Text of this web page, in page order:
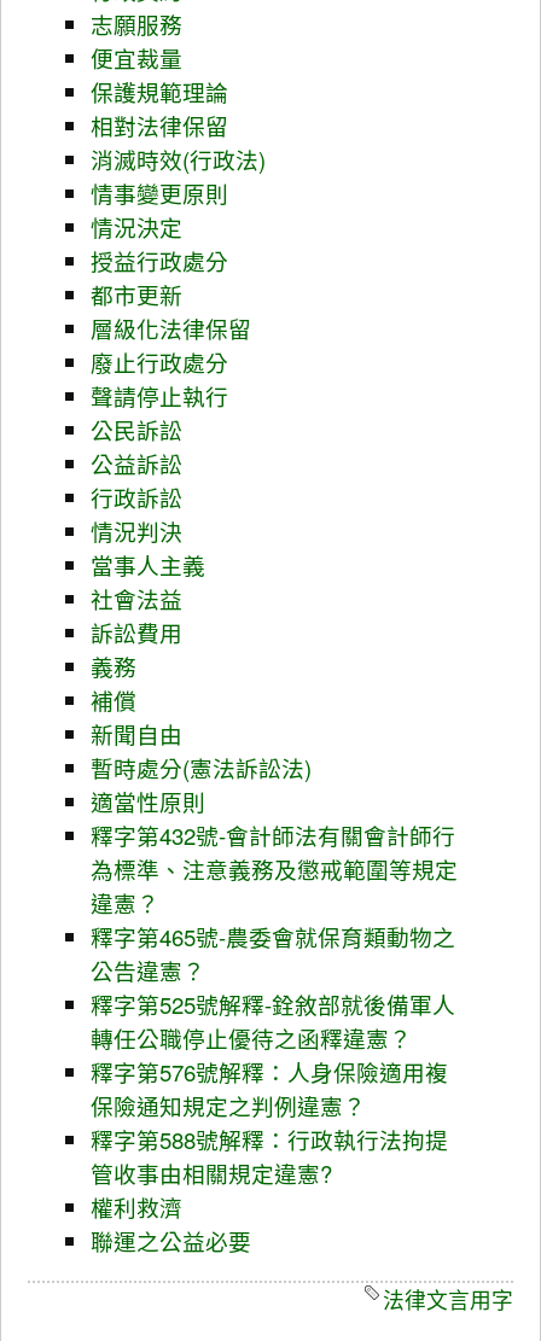
志願服務
便宜裁量
保護規範理論
相對法律保留
消滅時效(行政法)
情事變更原則
情況決定
授益行政處分
都市更新
層級化法律保留
廢止行政處分
聲請停止執行
公民訴訟
公益訴訟
行政訴訟
情況判決
當事人主義
社會法益
訴訟費用
義務
補償
新聞自由
暫時處分(憲法訴訟法)
適當性原則
釋字第432號-會計師法有關會計師行
為標準、注意義務及懲戒範圍等規定
違憲？
釋字第465號-農委會就保育類動物之
公告違憲？
釋字第525號解釋-銓敘部就後備軍人
轉任公職停止優待之函釋違憲？
釋字第576號解釋：人身保險適用複
保險通知規定之判例違憲？
釋字第588號解釋：行政執行法拘提
管收事由相關規定違憲?
權利救濟
聯運之公益必要
法律文言用字